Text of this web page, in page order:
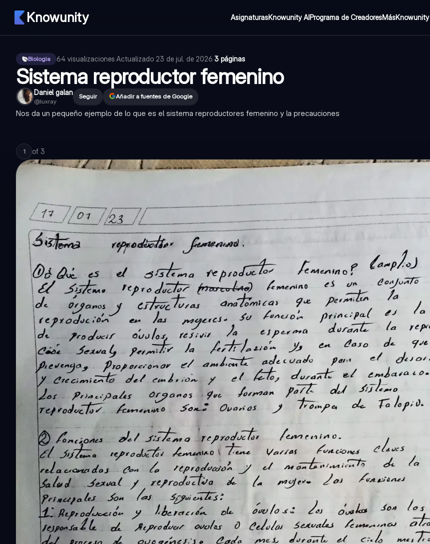
Knowunity AsignaturasKnowunity AIPrograma de CreadoresMásKnowunity
Biologia 64 visualizaciones·Actualizado 23 de jul. de 2026·3 páginas
Sistema reproductor femenino
Daniel galan
@luxray
Seguir Añadir a fuentes de Google
Nos da un pequeño ejemplo de lo que es el sistema reproductores femenino y la precauciones
1 of 3